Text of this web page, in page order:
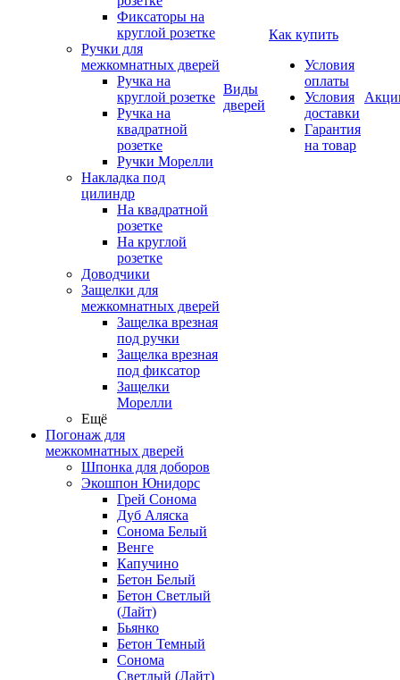
Фиксаторы на
круглой розетке
Ручки для
межкомнатных дверей
Ручка на
круглой розетке
Ручка на
квадратной
розетке
Ручки Морелли
Накладка под
цилиндр
На квадратной
розетке
На круглой
розетке
Доводчики
Защелки для
межкомнатных дверей
Защелка врезная
под ручки
Защелка врезная
под фиксатор
Защелки
Морелли
Ещё
Погонаж для
межкомнатных дверей
Шпонка для доборов
Экошпон Юнидорс
Грей Сонома
Дуб Аляска
Сонома Белый
Венге
Капучино
Бетон Белый
Бетон Светлый
(Лайт)
Бьянко
Бетон Темный
Сонома
Светлый (Лайт)
Виды
дверей
Как купить
Условия
оплаты
Условия
доставки
Гарантия
на товар